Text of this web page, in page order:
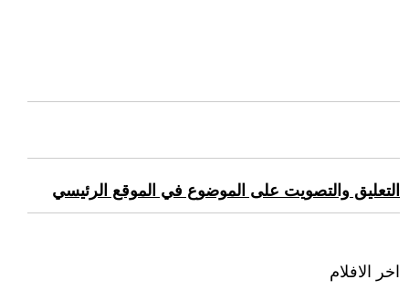
التعليق والتصويت على الموضوع في الموقع الرئيسي
اخر الافلام